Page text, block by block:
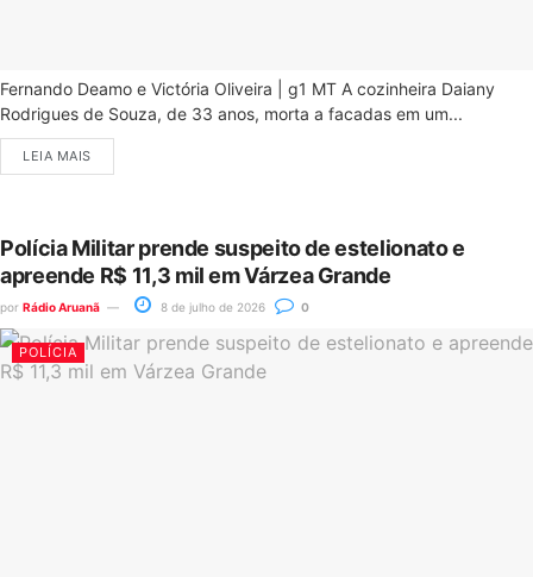
Fernando Deamo e Victória Oliveira | g1 MT A cozinheira Daiany
Rodrigues de Souza, de 33 anos, morta a facadas em um...
LEIA MAIS
Polícia Militar prende suspeito de estelionato e
apreende R$ 11,3 mil em Várzea Grande
por Rádio Aruanã 8 de julho de 2026 0
POLÍCIA